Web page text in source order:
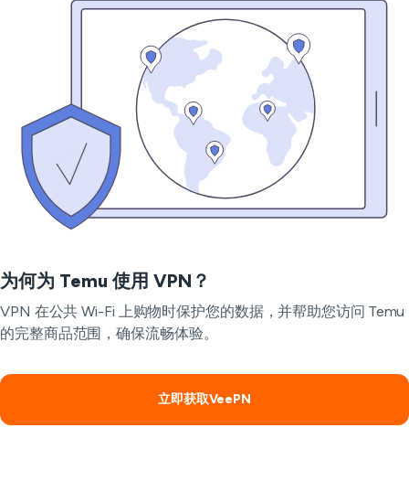
为何为 Temu 使用 VPN？
VPN 在公共 Wi-Fi 上购物时保护您的数据，并帮助您访问 Temu
的完整商品范围，确保流畅体验。
立即获取VeePN